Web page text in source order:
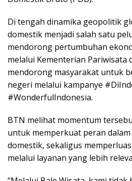
Di tengah dinamika geopolitik
domestik menjadi salah satu
mendorong pertumbuhan
melalui Kementerian Pariwisata
mendorong masyarakat untuk
negeri melalui kampanye
#WonderfulIndonesia.
BTN melihat momentum
untuk memperkuat peran
domestik, sekaligus
melalui layanan yang lebih